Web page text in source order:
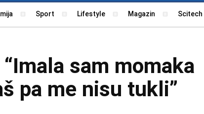
Sport Lifestyle Magazin Scitech
sam momaka
pa me nisu tukli”